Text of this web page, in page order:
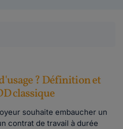
? Définition et
classique
souhaite embaucher un
contrat de travail à durée